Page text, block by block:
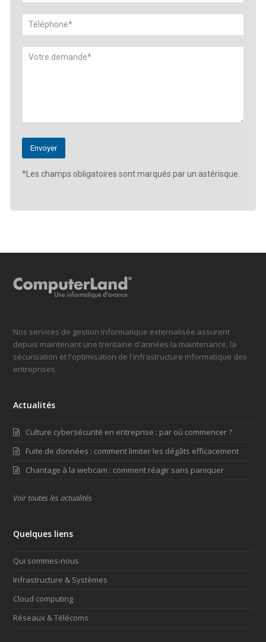
*Les champs obligatoires sont marqués par un astérisque.
Nos services de gestion informatique externalisée assurent
depuis maintenant une trentaine d'années la maintenance, la
sécurisation et l'optimisation de l'infrastructure informatique des
entreprises.
Actualités
Culture cybersécurité en entreprise : par où commencer ?
Fuite de données : comment limiter les dégâts efficacement
Chantage à la webcam : comment réagir sans paniquer
Voir toutes les actualités
Quelques liens
Qui sommes-nous
Infrastructure & Systèmes
Cloud computing
Réseaux & Télécoms